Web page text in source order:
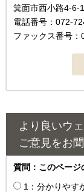
箕面市西小路4‐6‐1
電話番号：072-
ファックス番号
より良いウ
ご意見をお
質問：このページ
1：分かりやす